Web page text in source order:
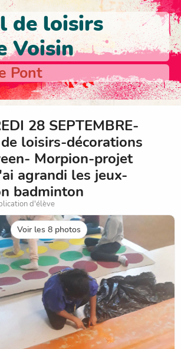
de loisirs
Voisin
Pont
28 SEPTEMBRE-
loisirs-décorations
Morpion-projet
agrandi les jeux-
badminton
d'élève
Voir les 8 photos